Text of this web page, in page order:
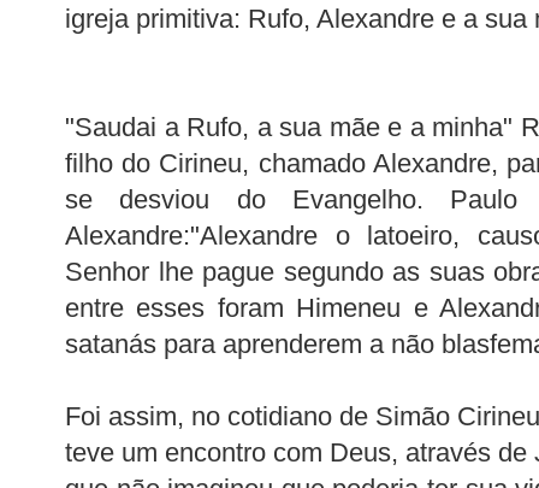
igreja primitiva: Rufo, Alexandre e a sua
"Saudai a Rufo, a sua mãe e a minha"
filho do Cirineu, chamado Alexandre,
se desviou do Evangelho.
Alexandre:"Alexandre o latoeiro,
Senhor lhe pague segundo as suas
entre esses foram Himeneu e
satanás para aprenderem a não
Foi assim, no cotidiano de Simão
teve um encontro com Deus, através